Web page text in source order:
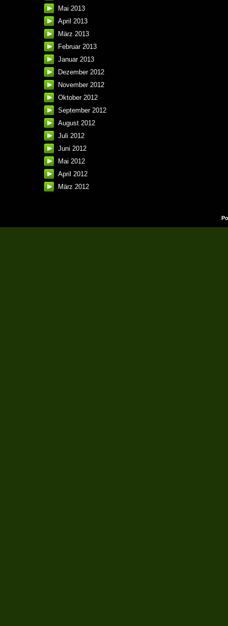
Mai 2013
April 2013
März 2013
Februar 2013
Januar 2013
Dezember 2012
November 2012
Oktober 2012
September 2012
August 2012
Juli 2012
Juni 2012
Mai 2012
April 2012
März 2012